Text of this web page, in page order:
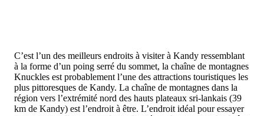
C’est l’un des meilleurs endroits à visiter à Kandy ressemblant
à la forme d’un poing serré du sommet, la chaîne de montagnes
Knuckles est probablement l’une des attractions touristiques les
plus pittoresques de Kandy. La chaîne de montagnes dans la
région vers l’extrémité nord des hauts plateaux sri-lankais (39
km de Kandy) est l’endroit à être. L’endroit idéal pour essayer